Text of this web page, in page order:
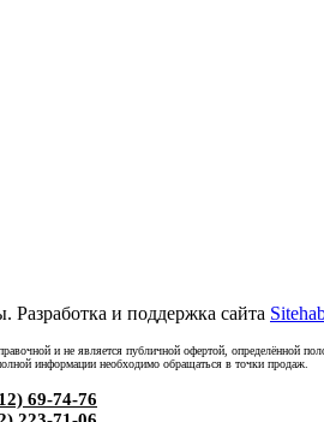
и поддержка сайта
и не является публичной офертой, определённой
информации необходимо обращаться в точки продаж.
69-74-76